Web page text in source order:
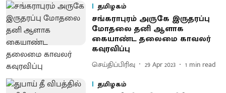
தமிழகம்
சங்கராபுரம் அருகே இருதரப்பு
மோதலை தனி ஆளாக
கையாண்ட தலைமை காவலர்
கவுரவிப்பு
செய்திப்பிரிவு 29 Apr 2023 1 min read
தமிழகம்